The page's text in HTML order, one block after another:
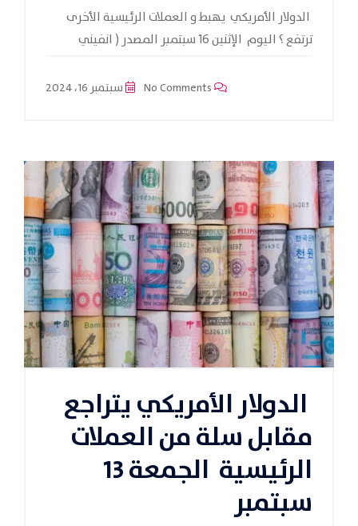
الدولار الأمريكي يهبط و العملات الرئيسية الأخرى
ترتفع ؟ اليوم الإثنين 16 سبتمبر المصدر ( انفيني
سبتمبر 16، 2024
الدولار الأمريكي يتراجع
مقابل سلة من العملات
سبتمبر